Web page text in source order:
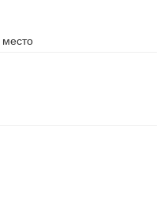
место